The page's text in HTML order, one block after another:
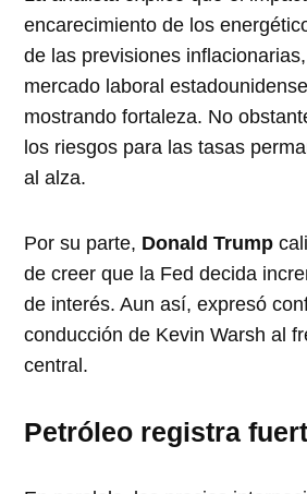
encarecimiento de los
de las previsiones
mercado laboral
mostrando fortaleza. No
los riesgos para las tasas
al alza.
Por su parte, Donald Trump
de creer que la Fed decida
de interés. Aun así, expresó
conducción de Kevin Warsh al
central.
Petróleo registra